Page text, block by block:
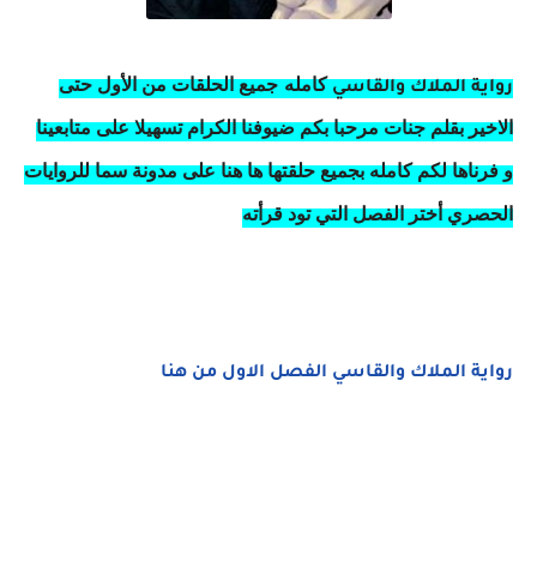
رواية الملاك والقاسي كاملهجميع الحلقات من الأول حتى
الاخير بقلم جنات مرحبا بكم ضيوفنا الكرام تسهيلا على متابعينا
و فرناها لكم كامله بجميع حلقتها ها هنا على مدونة سما للروايات
الحصري أختر الفصل التي تود قرأته
رواية الملاك والقاسي الفصل الاول من هنا